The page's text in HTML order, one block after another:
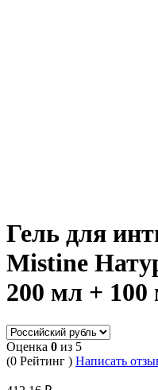
Гель для
Mistine
200 мл + 100
Оценка 0 из 5
(0 Рейтинг ) Написать